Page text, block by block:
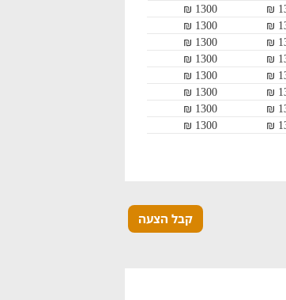
1300 ₪
1300 ₪
1300 ₪
1300 ₪
1300 ₪
1300 ₪
1300 ₪
1300 ₪
קבל הצעה